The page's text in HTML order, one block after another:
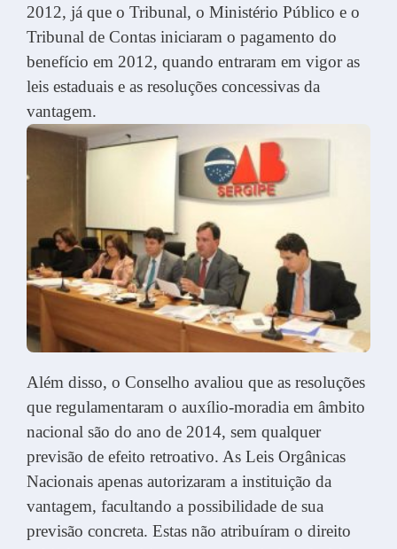
2012, já que o Tribunal, o Ministério Público e o
Tribunal de Contas iniciaram o pagamento do
benefício em 2012, quando entraram em vigor as
leis estaduais e as resoluções concessivas da
vantagem.
Além disso, o Conselho avaliou que as resoluções
que regulamentaram o auxílio-moradia em âmbito
nacional são do ano de 2014, sem qualquer
previsão de efeito retroativo. As Leis Orgânicas
Nacionais apenas autorizaram a instituição da
vantagem, facultando a possibilidade de sua
previsão concreta. Estas não atribuíram o direito